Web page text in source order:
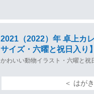
2021（2022）年 卓上カ
サイズ・六曜と祝日入り
かわいい動物イラスト・六曜と祝
＜ はが